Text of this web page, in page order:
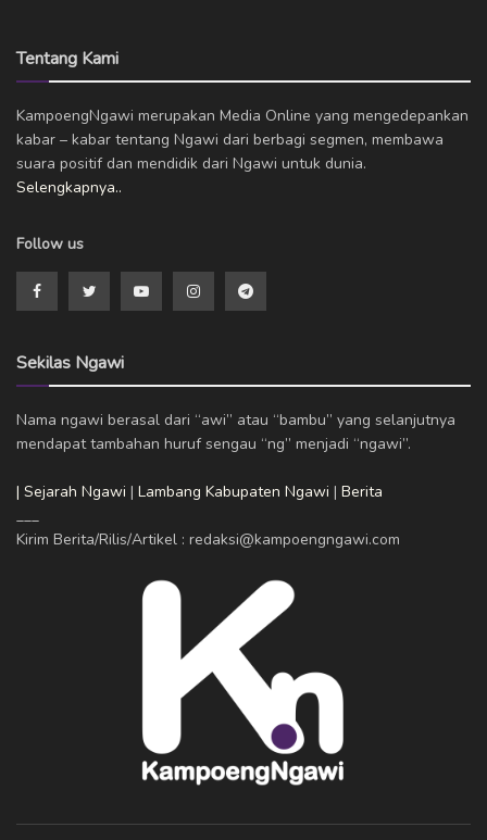
Tentang Kami
KampoengNgawi merupakan Media Online yang mengedepankan
kabar – kabar tentang Ngawi dari berbagi segmen, membawa
suara positif dan mendidik dari Ngawi untuk dunia.
Selengkapnya..
Follow us
Sekilas Ngawi
Nama ngawi berasal dari “awi” atau “bambu” yang selanjutnya
mendapat tambahan huruf sengau “ng” menjadi “ngawi”.
| Sejarah Ngawi | Lambang Kabupaten Ngawi | Berita
Kirim Berita/Rilis/Artikel : redaksi@kampoengngawi.com